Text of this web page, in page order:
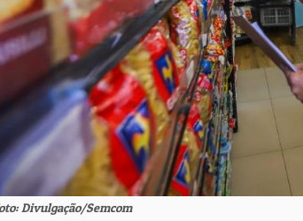
Divulgação/Semcom